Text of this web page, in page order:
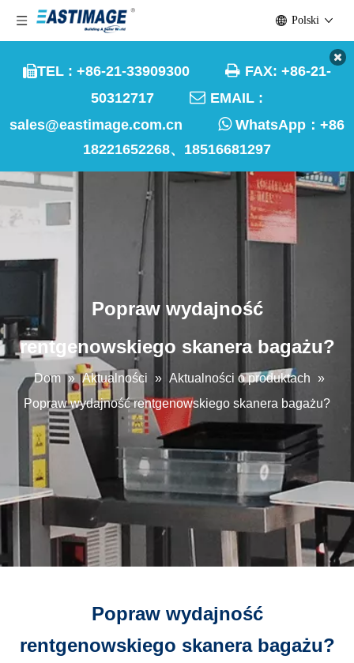
TEL : +86-21-33909300  FAX: +86-21-
50312717  EMAIL :
sales@eastimage.com.cn
WhatsApp： +86
18221652268、18516681297
Polski
Popraw wydajność
rentgenowskiego skanera bagażu?
Dom » Aktualności » Aktualności o produktach »
Popraw wydajność rentgenowskiego skanera bagażu?
Popraw wydajność
rentgenowskiego skanera bagażu?